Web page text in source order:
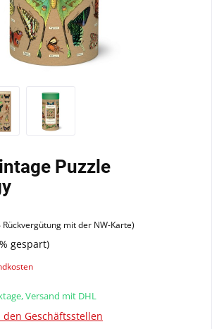
Puzzle
Rückvergütung mit der NW-Karte)
gespart)
Versand mit DHL
Geschäftsstellen